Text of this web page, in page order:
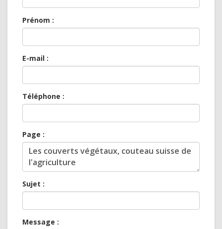
Prénom :
E-mail :
Téléphone :
Page :
Sujet :
Message :